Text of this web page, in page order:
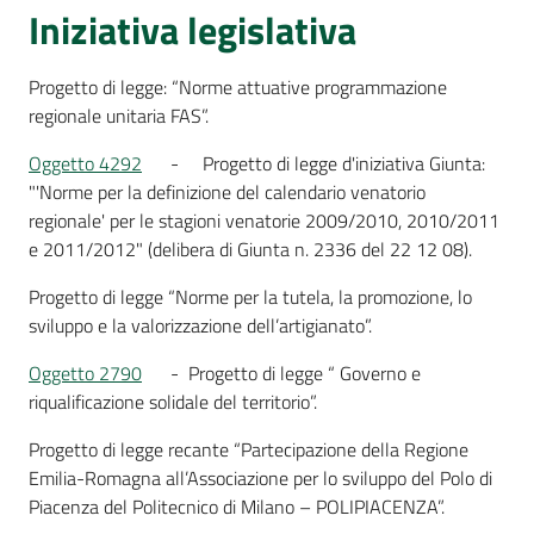
Iniziativa legislativa
Progetto di legge: “Norme attuative programmazione
regionale unitaria FAS”.
Oggetto 4292
- Progetto di legge d'iniziativa Giunta:
"'Norme per la definizione del calendario venatorio
regionale' per le stagioni venatorie 2009/2010, 2010/2011
e 2011/2012" (delibera di Giunta n. 2336 del 22 12 08).
Progetto di legge “Norme per la tutela, la promozione, lo
sviluppo e la valorizzazione dell’artigianato”.
Oggetto 2790
- Progetto di legge “ Governo e
riqualificazione solidale del territorio”.
Progetto di legge recante “Partecipazione della Regione
Emilia-Romagna all’Associazione per lo sviluppo del Polo di
Piacenza del Politecnico di Milano – POLIPIACENZA”.